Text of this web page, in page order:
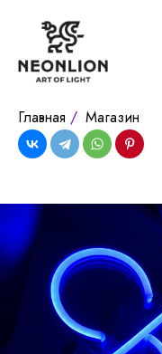
Главная / Магазин